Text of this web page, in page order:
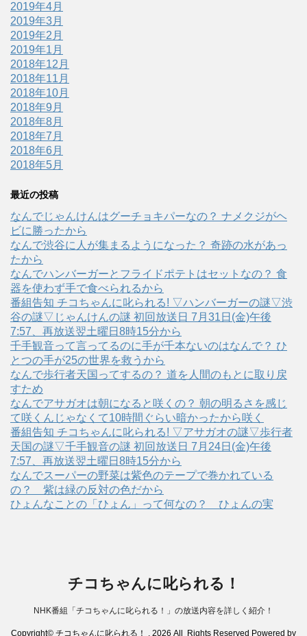
2019年4月
2019年3月
2019年2月
2019年1月
2018年12月
2018年11月
2018年10月
2018年9月
2018年8月
2018年7月
2018年6月
2018年5月
最近の投稿
なんでじゃんけんはグーチョキパーなの？ ナメクジがヘ
ビに勝ったから
なんで渋谷に人が集まるようになった？ 奇跡の水があっ
たから
なんでハンバーガーとフライドポテトはセットなの？ 食
器を使わず手で食べられるから
番組告知 チコちゃんに叱られる! ▽ハンバーガーの謎▽渋
谷の謎▽じゃんけんの謎 初回放送日 7月31日(金)午後
7:57、再放送翌土曜日8時15分から
千手観音って言ってるのに手が千本ないのはなんで？ ひ
とつの手が25の世界を救うから
なんで歩行者天国ってするの？ 道を人間のもとに取り戻
すため
なんでアサガオは朝になると咲くの？ 朝の明るさを感じ
て咲くんじゃなくて10時間ぐらい暗かったから咲く
番組告知 チコちゃんに叱られる! ▽アサガオの謎▽歩行者
天国の謎▽千手観音の謎 初回放送日 7月24日(金)午後
7:57、再放送翌土曜日8時15分から
なんでスーパーの野菜は紫色のテープで巻かれている
の？ 紫は緑の反対の色だから
ひょんなことの「ひょん」って何なの？ ひょんの実
チコちゃんに叱られる！
NHK番組「チコちゃんに叱られる！」の放送内容を詳しく紹介！
Copyright© チコちゃんに叱られる！ , 2026 All Rights Reserved Powered by